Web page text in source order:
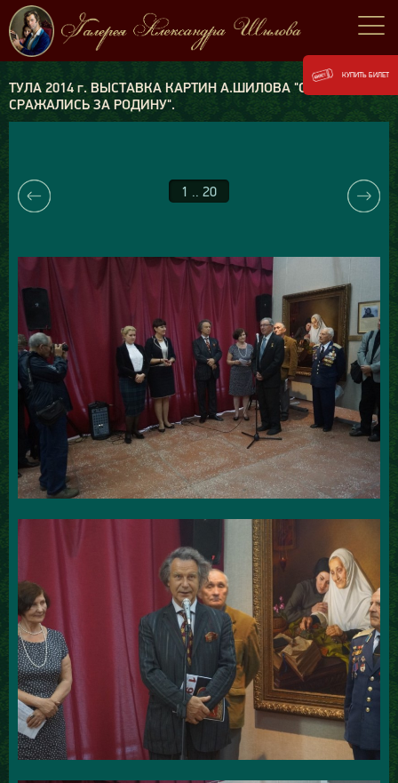
ТУЛА 2014 г. ВЫСТАВКА КАРТИН А.ШИЛОВА "ОНИ
СРАЖАЛИСЬ ЗА РОДИНУ".
1 .. 20
КУПИТЬ БИЛЕТ